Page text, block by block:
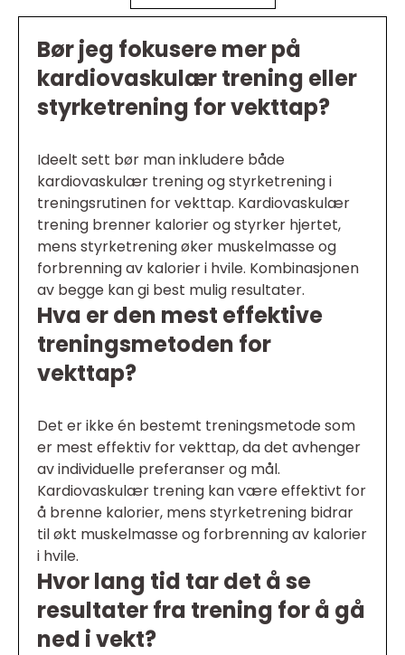
Bør jeg fokusere mer på
kardiovaskulær trening eller
styrketrening for vekttap?
Ideelt sett bør man inkludere både
kardiovaskulær trening og styrketrening i
treningsrutinen for vekttap. Kardiovaskulær
trening brenner kalorier og styrker hjertet,
mens styrketrening øker muskelmasse og
forbrenning av kalorier i hvile. Kombinasjonen
av begge kan gi best mulig resultater.
Hva er den mest effektive
treningsmetoden for
vekttap?
Det er ikke én bestemt treningsmetode som
er mest effektiv for vekttap, da det avhenger
av individuelle preferanser og mål.
Kardiovaskulær trening kan være effektivt for
å brenne kalorier, mens styrketrening bidrar
til økt muskelmasse og forbrenning av kalorier
i hvile.
Hvor lang tid tar det å se
resultater fra trening for å gå
ned i vekt?